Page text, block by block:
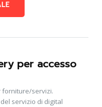
per accesso
forniture/servizi.
servizio di digital